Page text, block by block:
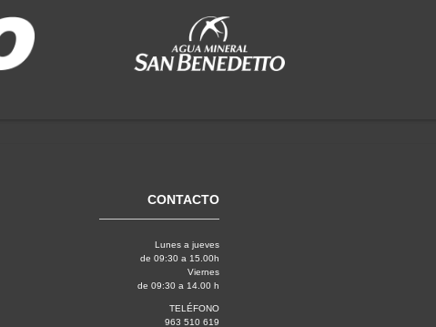
CONTACTO
Lunes a jueves
de 09:30 a 15.00h
Viernes
de 09:30 a 14.00 h
TELÉFONO
963 510 619